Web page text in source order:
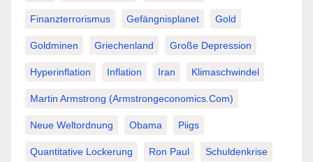
Finanzterrorismus Gefängnisplanet Gold
Goldminen Griechenland Große Depression
Hyperinflation Inflation Iran Klimaschwindel
Martin Armstrong (Armstrongeconomics.com)
Neue Weltordnung Obama Piigs
Quantitative Lockerung Ron Paul Schuldenkrise